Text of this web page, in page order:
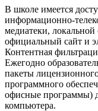
В школе имеется
информационно-
медиатеки,
официальный сайт и
Контентная
Ежегодно
пакеты
программного
офисные программы)
компьютера.